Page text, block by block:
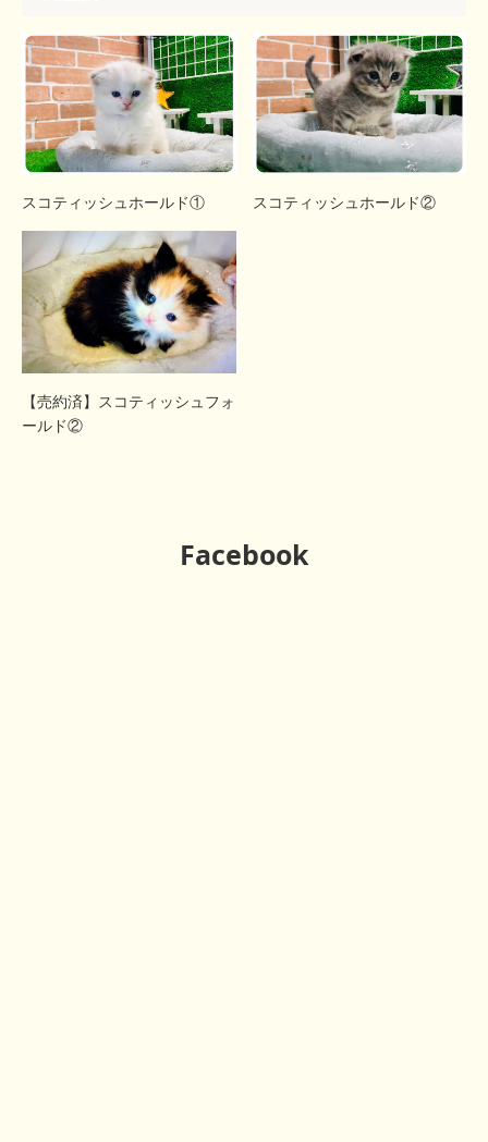
スコティッシュホールド① スコティッシュホールド②
【売約済】スコティッシュフォ
ールド②
Facebook